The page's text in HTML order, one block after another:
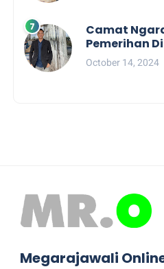
Camat
Pemerihan
Politik
Pesibar
October 14, 2024
Megarajawali